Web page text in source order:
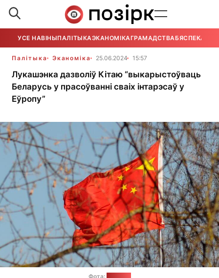
УСЕ НАВІНЫПАЛІТЫКАЭКАНОМІКАГРАМАДСТВАБЯСПЕКА
Палітыка Эканоміка 25.06.2024 15:57
Лукашэнка дазволіў Кітаю “выкарыстоўваць
Беларусь у прасоўванні сваіх інтарэсаў у
Еўропу”
Фота: